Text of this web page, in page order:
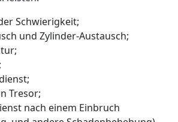
Schwierigkeit;
und Zylinder-Austausch;
Tresor;
nach einem Einbruch